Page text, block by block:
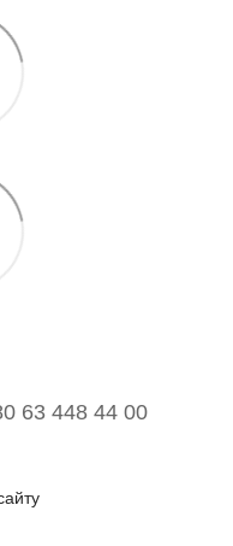
63 448 44 00